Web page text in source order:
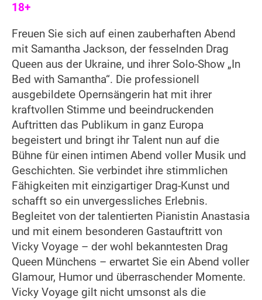
18+
Freuen Sie sich auf einen zauberhaften Abend
mit Samantha Jackson, der fesselnden Drag
Queen aus der Ukraine, und ihrer Solo-Show „In
Bed with Samantha“. Die professionell
ausgebildete Opernsängerin hat mit ihrer
kraftvollen Stimme und beeindruckenden
Auftritten das Publikum in ganz Europa
begeistert und bringt ihr Talent nun auf die
Bühne für einen intimen Abend voller Musik und
Geschichten. Sie verbindet ihre stimmlichen
Fähigkeiten mit einzigartiger Drag-Kunst und
schafft so ein unvergessliches Erlebnis.
Begleitet von der talentierten Pianistin Anastasia
und mit einem besonderen Gastauftritt von
Vicky Voyage – der wohl bekanntesten Drag
Queen Münchens – erwartet Sie ein Abend voller
Glamour, Humor und überraschender Momente.
Vicky Voyage gilt nicht umsonst als die